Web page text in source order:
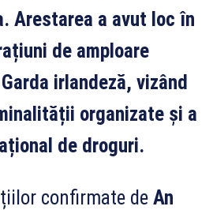
Arestarea a avut loc în
de amploare
irlandeză, vizând
organizate și a
de droguri.
confirmate de An